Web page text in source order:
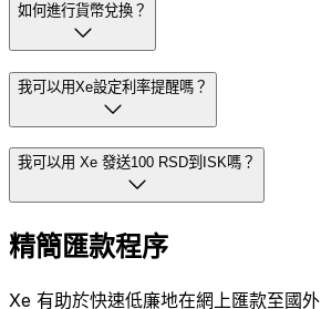
如何進行貨幣兌換？
我可以用Xe設定利率提醒嗎？
我可以用 Xe 發送100 RSD到ISK嗎？
精簡匯款程序
Xe 有助於快速低廉地在網上匯款至國外